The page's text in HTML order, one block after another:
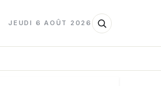
JEUDI 6 AOÛT 2026